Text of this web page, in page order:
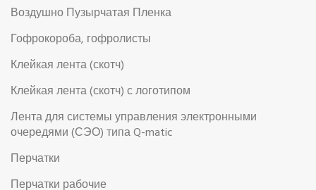
Воздушно Пузырчатая Пленка
Гофрокороба, гофролисты
Клейкая лента (скотч)
Клейкая лента (скотч) с логотипом
Лента для системы управления электронными
очередями (СЭО) типа Q-matic
Перчатки
Перчатки рабочие